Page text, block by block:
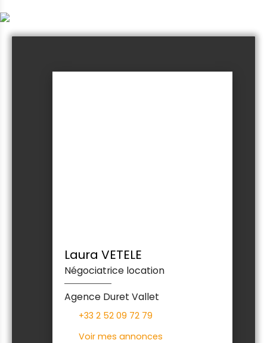
Laura VETELE
Négociatrice location
Agence Duret Vallet
+33 2 52 09 72 79
Voir mes annonces